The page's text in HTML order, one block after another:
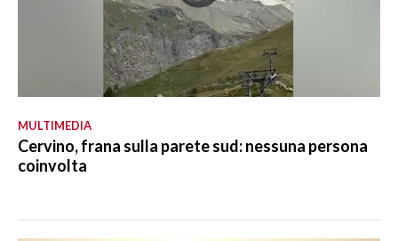
MULTIMEDIA
Cervino, frana sulla parete sud: nessuna persona
coinvolta